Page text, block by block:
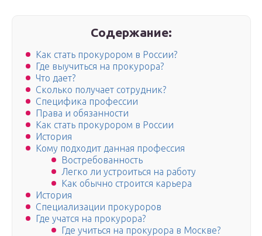
Содержание:
Как стать прокурором в России?
Где выучиться на прокурора?
Что дает?
Сколько получает сотрудник?
Специфика профессии
Права и обязанности
Как стать прокурором в России
История
Кому подходит данная профессия
Востребованность
Легко ли устроиться на работу
Как обычно строится карьера
История
Специализации прокуроров
Где учатся на прокурора?
Где учиться на прокурора в Москве?